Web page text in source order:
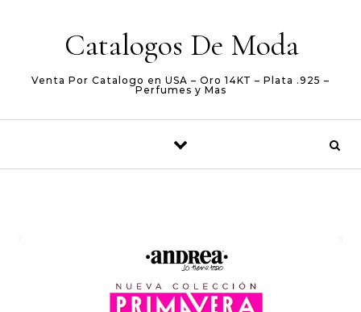
Catalogos De Moda
Venta Por Catalogo en USA – Oro 14KT – Plata .925 –
Perfumes y Mas